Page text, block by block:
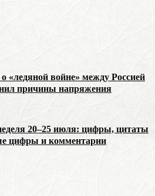
«ледяной войне» между Россией
причины напряжения
20–25 июля: цифры, цитаты
цифры и комментарии